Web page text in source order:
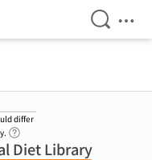
Open
differ
Diet Library